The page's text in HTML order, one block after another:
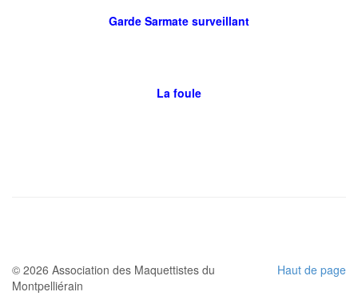
Garde Sarmate surveillant
La foule
Haut de page
© 2026 Association des Maquettistes du
Montpelliérain